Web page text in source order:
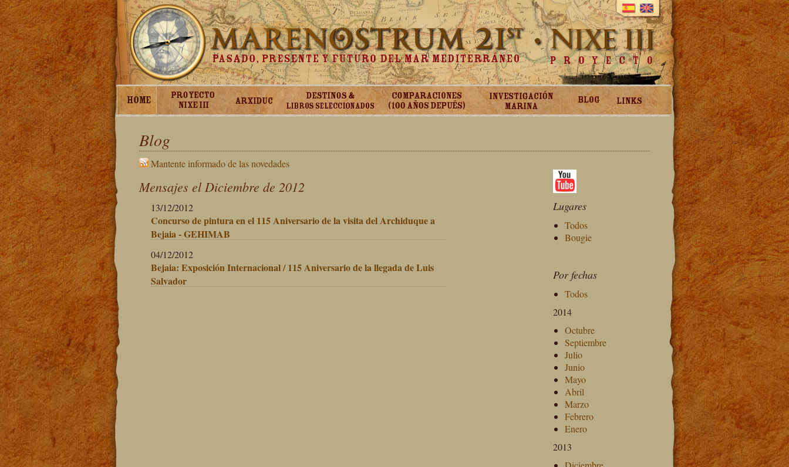
Blog
Mantente informado de las novedades
Mensajes el Diciembre de 2012
13/12/2012
Concurso de pintura en el 115 Aniversario de la visita del Archiduque a
Bejaia - GEHIMAB
04/12/2012
Bejaia: Exposición Internacional / 115 Aniversario de la llegada de Luis
Salvador
Lugares
Todos
Bougie
Por fechas
Todos
2014
Octubre
Septiembre
Julio
Junio
Mayo
Abril
Marzo
Febrero
Enero
2013